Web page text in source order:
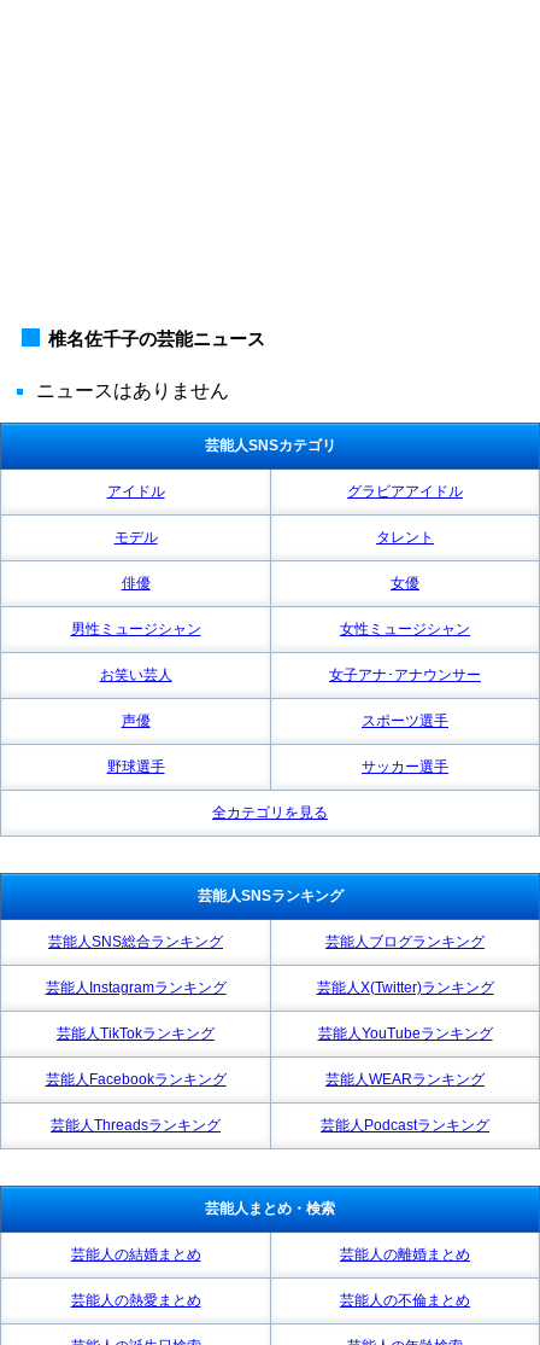
椎名佐千子の芸能ニュース
ニュースはありません
芸能人SNSカテゴリ
アイドル グラビアアイドル
モデル タレント
俳優 女優
男性ミュージシャン 女性ミュージシャン
お笑い芸人 女子アナ･アナウンサー
声優 スポーツ選手
野球選手 サッカー選手
全カテゴリを見る
芸能人SNSランキング
芸能人SNS総合ランキング 芸能人ブログランキング
芸能人Instagramランキング 芸能人X(Twitter)ランキング
芸能人TikTokランキング 芸能人YouTubeランキング
芸能人Facebookランキング 芸能人WEARランキング
芸能人Threadsランキング 芸能人Podcastランキング
芸能人まとめ・検索
芸能人の結婚まとめ 芸能人の離婚まとめ
芸能人の熱愛まとめ 芸能人の不倫まとめ